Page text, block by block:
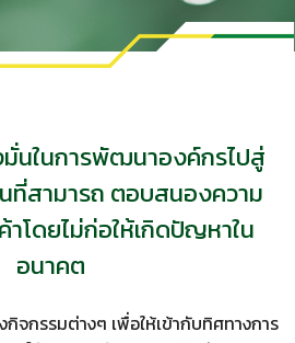
นในการพัฒนาองค์กรไปสู่
สามารถ ตอบสนองความ
โดยไม่ก่อให้เกิดปัญหาใน
อนาคต
จกรรมต่างๆ เพื่อให้เข้ากับทิศทางการ